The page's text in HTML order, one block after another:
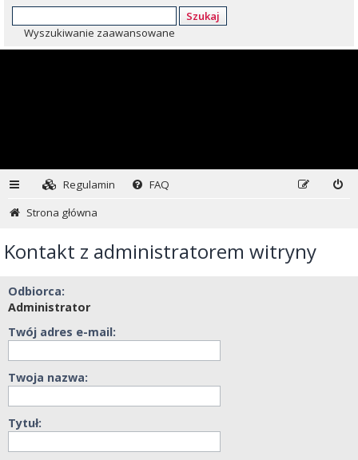
Szukaj
Wyszukiwanie zaawansowane
Regulamin
FAQ
Strona główna
Kontakt z administratorem witryny
Odbiorca:
Administrator
Twój adres e-mail:
Twoja nazwa:
Tytuł: